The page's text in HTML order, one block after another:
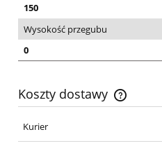
150
Wysokość przegubu
0
Koszty dostawy
Cena nie zawiera ewentualnych
Kurier